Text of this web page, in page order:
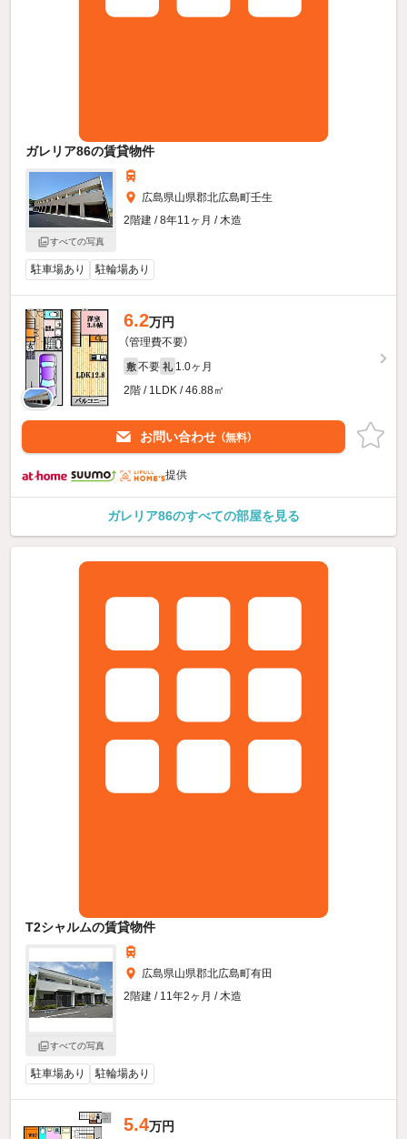
ガレリア86の賃貸物件
すべての写真
広島県山県郡北広島町壬生
2階建 / 8年11ヶ月 / 木造
駐車場あり 駐輪場あり
6.2万円
（管理費不要）
敷 不要 礼 1.0ヶ月
2階 / 1LDK / 46.88㎡
お問い合わせ （無料）
提供
ガレリア86のすべての部屋を見る
T2シャルムの賃貸物件
すべての写真
広島県山県郡北広島町有田
2階建 / 11年2ヶ月 / 木造
駐車場あり 駐輪場あり
5.4万円